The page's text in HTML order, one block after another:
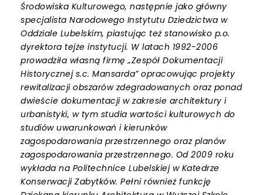
Środowiska Kulturowego, następnie jako główny
specjalista Narodowego Instytutu Dziedzictwa w
Oddziale Lubelskim, piastując też stanowisko p.o.
dyrektora tejże instytucji. W latach 1992-2006
prowadziła własną firmę „Zespół Dokumentacji
Historycznej s.c. Mansarda” opracowując projekty
rewitalizacji obszarów zdegradowanych oraz ponad
dwieście dokumentacji w zakresie architektury i
urbanistyki, w tym studia wartości kulturowych do
studiów uwarunkowań i kierunków
zagospodarowania przestrzennego oraz planów
zagospodarowania przestrzennego. Od 2009 roku
wykłada na Politechnice Lubelskiej w Katedrze
Konserwacji Zabytków. Pełni również funkcję